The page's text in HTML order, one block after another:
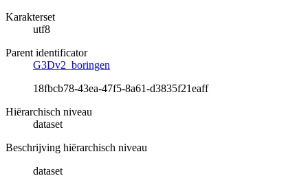
Karakterset
utf8
Parent identificator
G3Dv2_boringen
18fbcb78-43ea-47f5-8a61-d3835f21eaff
Hiërarchisch niveau
dataset
Beschrijving hiërarchisch niveau
dataset